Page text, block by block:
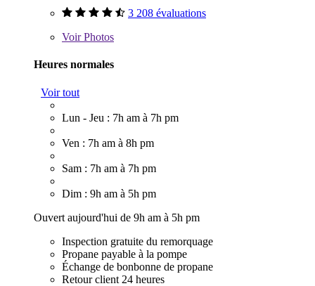
3 208 évaluations
VoirPhotos
Heures normales
Voir tout
Lun - Jeu : 7h am à 7h pm
Ven : 7h am à 8h pm
Sam : 7h am à 7h pm
Dim : 9h am à 5h pm
Ouvert aujourd'hui de 9h am à 5h pm
Inspection gratuite du remorquage
Propane payable à la pompe
Échange de bonbonne de propane
Retour client 24 heures